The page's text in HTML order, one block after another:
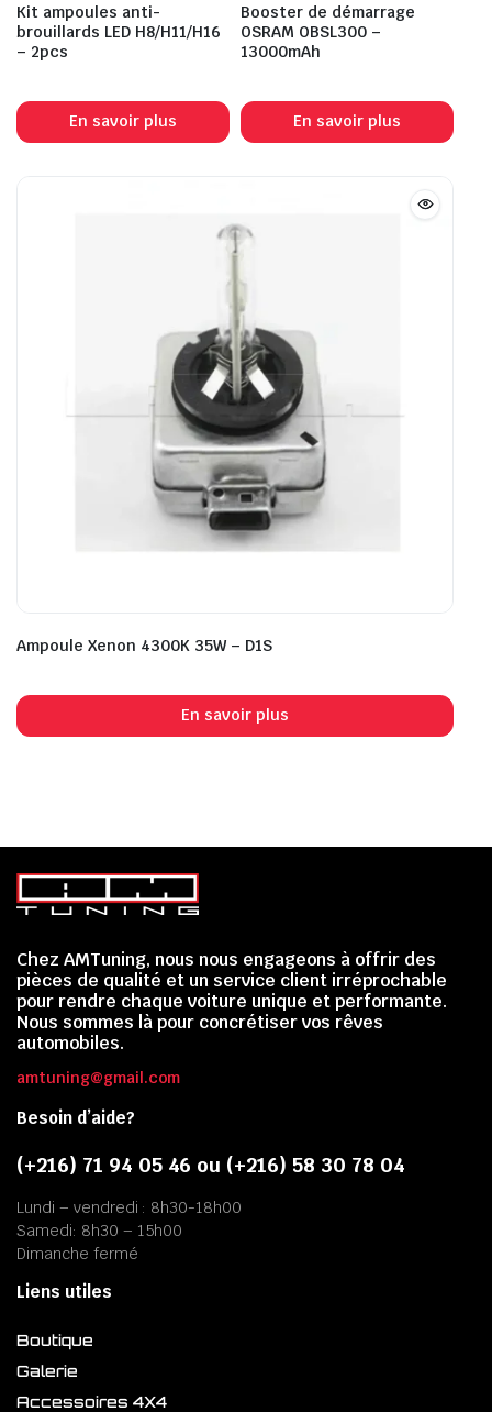
Kit ampoules anti-
brouillards LED H8/H11/H16
– 2pcs
En savoir plus
Booster de démarrage
OSRAM OBSL300 –
13000mAh
En savoir plus
Ampoule Xenon 4300K 35W – D1S
En savoir plus
Chez AMTuning, nous nous engageons à offrir des
pièces de qualité et un service client irréprochable
pour rendre chaque voiture unique et performante.
Nous sommes là pour concrétiser vos rêves
automobiles.
amtuning@gmail.com
Besoin d’aide?
(+216) 71 94 05 46 ou (+216) 58 30 78 04
Lundi – vendredi : 8h30-18h00
Samedi: 8h30 – 15h00
Dimanche fermé
Liens utiles
Boutique
Galerie
Accessoires 4X4